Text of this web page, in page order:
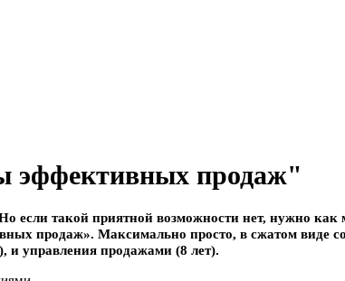
эффективных продаж"
если такой приятной возможности нет, нужно
продаж». Максимально просто, в сжатом виде
и управления продажами (8 лет).